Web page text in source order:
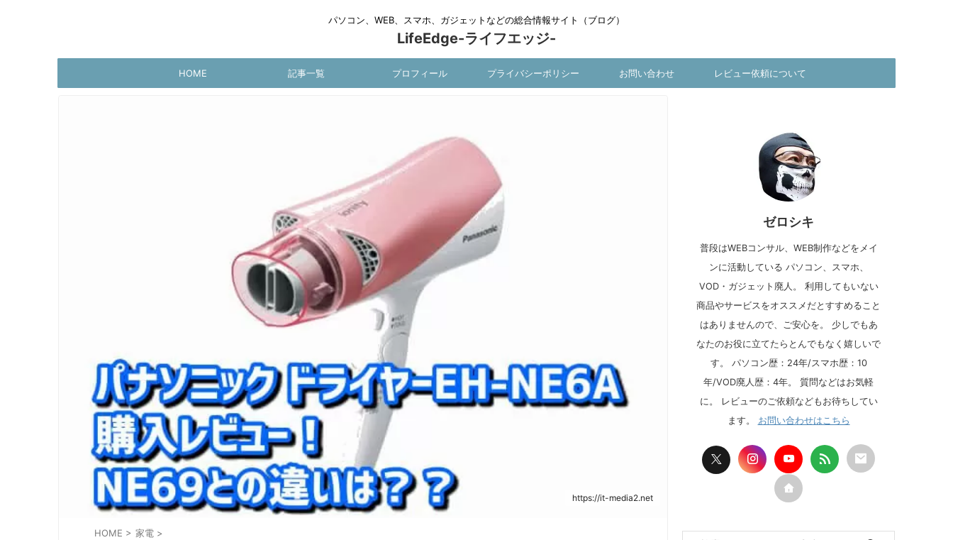
パソコン、WEB、スマホ、ガジェットなどの総合情報サイト（ブログ）
LifeEdge-ライフエッジ-
HOME 記事一覧 プロフィール プライバシーポリシー お問い合わせ レビュー依頼について
https://it-media2.net
HOME > 家電 >
ゼロシキ
普段はWEBコンサル、WEB制作などをメイ
ンに活動している パソコン、スマホ、
VOD・ガジェット廃人。 利用してもいない
商品やサービスをオススメだとすすめること
はありませんので、ご安心を。 少しでもあ
なたのお役に立てたらとんでもなく嬉しいで
す。 パソコン歴：24年/スマホ歴：10
年/VOD廃人歴：4年。 質問などはお気軽
に。 レビューのご依頼などもお待ちしてい
ます。 お問い合わせはこちら